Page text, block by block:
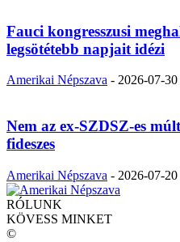
Fauci kongresszusi
legsötétebb napjait idézi
Amerikai Népszava - 2026-07-30
Nem az ex-SZDSZ-es
fideszes
Amerikai Népszava - 2026-07-20
RÓLUNK
KÖVESS MINKET
©